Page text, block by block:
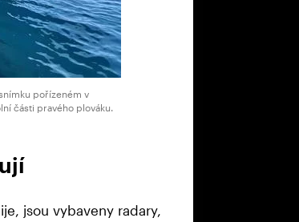
pořízeném v
části pravého plováku.
jsou vybaveny radary,